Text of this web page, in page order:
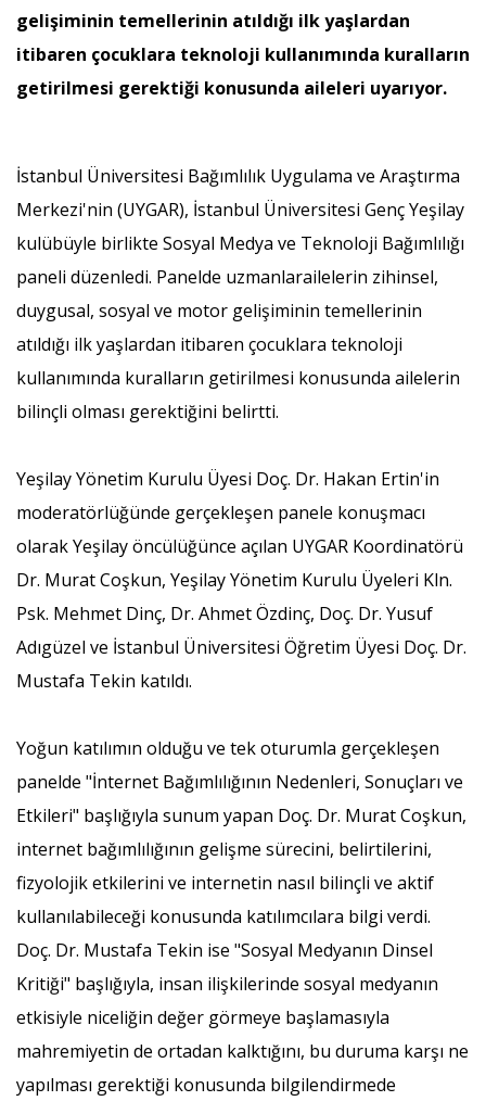
gelişiminin temellerinin atıldığı ilk yaşlardan
itibaren çocuklara teknoloji kullanımında kuralların
getirilmesi gerektiği konusunda aileleri uyarıyor.
İstanbul Üniversitesi Bağımlılık Uygulama ve Araştırma
Merkezi'nin (UYGAR), İstanbul Üniversitesi Genç Yeşilay
kulübüyle birlikte Sosyal Medya ve Teknoloji Bağımlılığı
paneli düzenledi. Panelde uzmanlarailelerin zihinsel,
duygusal, sosyal ve motor gelişiminin temellerinin
atıldığı ilk yaşlardan itibaren çocuklara teknoloji
kullanımında kuralların getirilmesi konusunda ailelerin
bilinçli olması gerektiğini belirtti.
Yeşilay Yönetim Kurulu Üyesi Doç. Dr. Hakan Ertin'in
moderatörlüğünde gerçekleşen panele konuşmacı
olarak Yeşilay öncülüğünce açılan UYGAR Koordinatörü
Dr. Murat Coşkun, Yeşilay Yönetim Kurulu Üyeleri Kln.
Psk. Mehmet Dinç, Dr. Ahmet Özdinç, Doç. Dr. Yusuf
Adıgüzel ve İstanbul Üniversitesi Öğretim Üyesi Doç. Dr.
Mustafa Tekin katıldı.
Yoğun katılımın olduğu ve tek oturumla gerçekleşen
panelde "İnternet Bağımlılığının Nedenleri, Sonuçları ve
Etkileri" başlığıyla sunum yapan Doç. Dr. Murat Coşkun,
internet bağımlılığının gelişme sürecini, belirtilerini,
fizyolojik etkilerini ve internetin nasıl bilinçli ve aktif
kullanılabileceği konusunda katılımcılara bilgi verdi.
Doç. Dr. Mustafa Tekin ise "Sosyal Medyanın Dinsel
Kritiği" başlığıyla, insan ilişkilerinde sosyal medyanın
etkisiyle niceliğin değer görmeye başlamasıyla
mahremiyetin de ortadan kalktığını, bu duruma karşı ne
yapılması gerektiği konusunda bilgilendirmede